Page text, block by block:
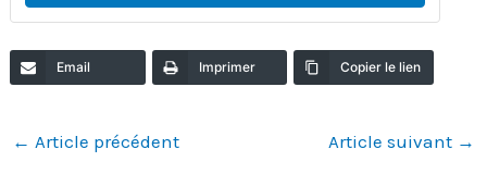
Email Imprimer Copier le lien
← Article précédent Article suivant →